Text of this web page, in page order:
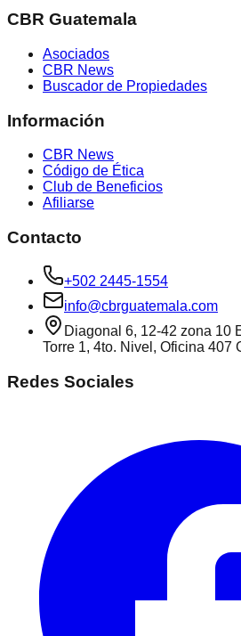
CBR Guatemala
Asociados
CBR News
Buscador de Propiedades
Información
CBR News
Código de Ética
Club de Beneficios
Afiliarse
Contacto
+502 2445-1554
info@cbrguatemala.com
Diagonal 6, 12-42 zona 10
Torre 1, 4to. Nivel, Oficina 407
Redes Sociales